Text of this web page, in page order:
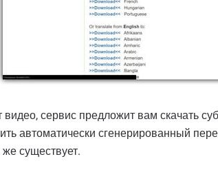
видео, сервис предложит вам скачать
автоматически сгенерированный
существует.